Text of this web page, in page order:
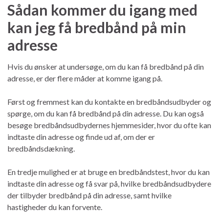
Sådan kommer du igang med
kan jeg få bredbånd på min
adresse
Hvis du ønsker at undersøge, om du kan få bredbånd på din
adresse, er der flere måder at komme igang på.
Først og fremmest kan du kontakte en bredbåndsudbyder og
spørge, om du kan få bredbånd på din adresse. Du kan også
besøge bredbåndsudbydernes hjemmesider, hvor du ofte kan
indtaste din adresse og finde ud af, om der er
bredbåndsdækning.
En tredje mulighed er at bruge en bredbåndstest, hvor du kan
indtaste din adresse og få svar på, hvilke bredbåndsudbydere
der tilbyder bredbånd på din adresse, samt hvilke
hastigheder du kan forvente.